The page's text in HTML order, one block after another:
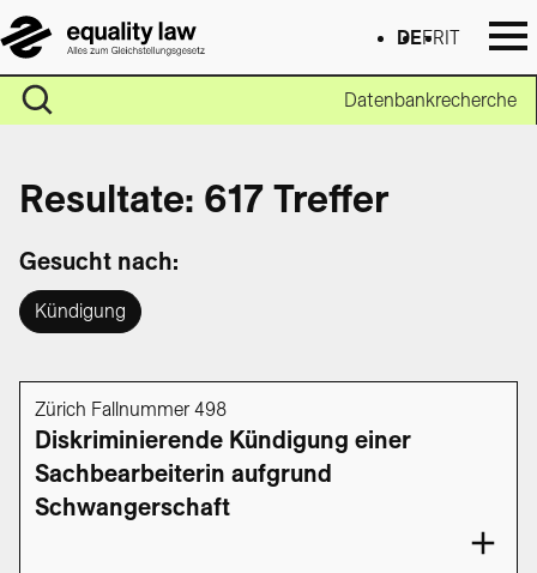
DEFR IT
Datenbankrecherche
Resultate: 617 Treffer
Gesucht nach:
Kündigung
Zürich Fallnummer 498
Diskriminierende Kündigung einer
Sachbearbeiterin aufgrund
Schwangerschaft